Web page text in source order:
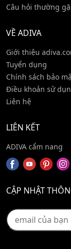
Câu hỏi thường
VỀ ADIVA
Giới thiệu
Tuyển dụng
Chính sách bảo
Điều khoản sử
Liên hệ
LIÊN KẾT
ADIVA cẩm nang
CẬP NHẬT